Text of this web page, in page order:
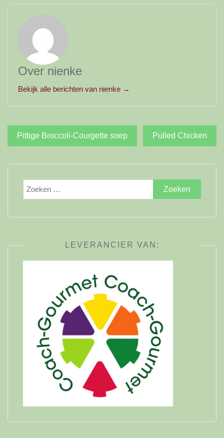
Over nienke
Bekijk alle berichten van nienke →
Bericht
navigatie
Pittige Broccoli-Courgette soep Pulled Chicken
Zoeken
naar:
LEVERANCIER VAN: